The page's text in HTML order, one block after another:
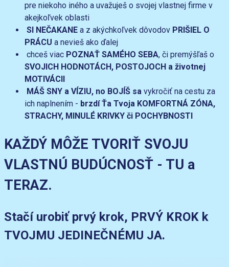
pre niekoho iného a uvažuješ o svojej vlastnej firme v
akejkoľvek oblasti
SI NEČAKANE a z akýchkoľvek dôvodov PRIŠIEL O
PRÁCU a nevieš ako ďalej
chceš viac POZNAŤ SAMÉHO SEBA, či premýšľaš o
SVOJICH HODNOTÁCH, POSTOJOCH a životnej
MOTIVÁCII
MÁŠ SNY a VÍZIU, no BOJÍŠ sa vykročiť na cestu za
ich naplnením - brzdí Ťa Tvoja KOMFORTNÁ ZÓNA,
STRACHY, MINULÉ KRIVKY či POCHYBNOSTI
KAŽDÝ MÔŽE TVORIŤ SVOJU
VLASTNÚ BUDÚCNOSŤ - TU a
TERAZ.
Stačí urobiť prvý krok, PRVÝ KROK k
TVOJMU JEDINEČNÉMU JA.